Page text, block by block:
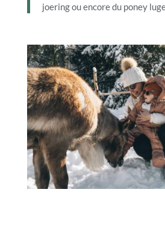
joering ou encore du poney